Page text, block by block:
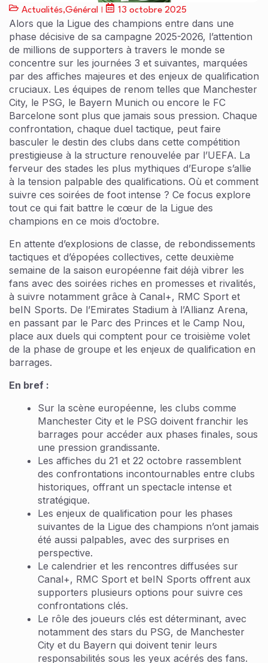
Actualités,Général 13 octobre 2025
Alors que la Ligue des champions entre dans une
phase décisive de sa campagne 2025-2026, l’attention
de millions de supporters à travers le monde se
concentre sur les journées 3 et suivantes, marquées
par des affiches majeures et des enjeux de qualification
cruciaux. Les équipes de renom telles que Manchester
City, le PSG, le Bayern Munich ou encore le FC
Barcelone sont plus que jamais sous pression. Chaque
confrontation, chaque duel tactique, peut faire
basculer le destin des clubs dans cette compétition
prestigieuse à la structure renouvelée par l’UEFA. La
ferveur des stades les plus mythiques d’Europe s’allie
à la tension palpable des qualifications. Où et comment
suivre ces soirées de foot intense ? Ce focus explore
tout ce qui fait battre le cœur de la Ligue des
champions en ce mois d’octobre.
En attente d’explosions de classe, de rebondissements
tactiques et d’épopées collectives, cette deuxième
semaine de la saison européenne fait déjà vibrer les
fans avec des soirées riches en promesses et rivalités,
à suivre notamment grâce à Canal+, RMC Sport et
beIN Sports. De l’Emirates Stadium à l’Allianz Arena,
en passant par le Parc des Princes et le Camp Nou,
place aux duels qui comptent pour ce troisième volet
de la phase de groupe et les enjeux de qualification en
barrages.
En bref :
Sur la scène européenne, les clubs comme
Manchester City et le PSG doivent franchir les
barrages pour accéder aux phases finales, sous
une pression grandissante.
Les affiches du 21 et 22 octobre rassemblent
des confrontations incontournables entre clubs
historiques, offrant un spectacle intense et
stratégique.
Les enjeux de qualification pour les phases
suivantes de la Ligue des champions n’ont jamais
été aussi palpables, avec des surprises en
perspective.
Le calendrier et les rencontres diffusées sur
Canal+, RMC Sport et beIN Sports offrent aux
supporters plusieurs options pour suivre ces
confrontations clés.
Le rôle des joueurs clés est déterminant, avec
notamment des stars du PSG, de Manchester
City et du Bayern qui doivent tenir leurs
responsabilités sous les yeux acérés des fans.